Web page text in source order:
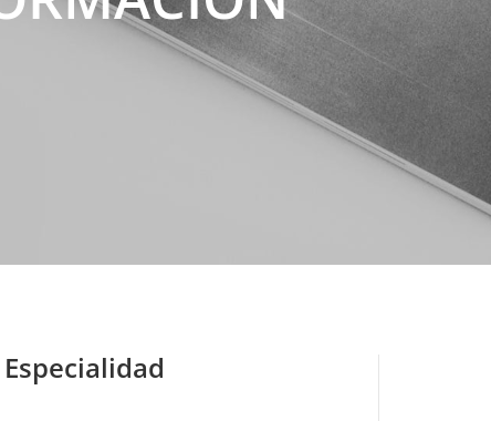
Especialidad